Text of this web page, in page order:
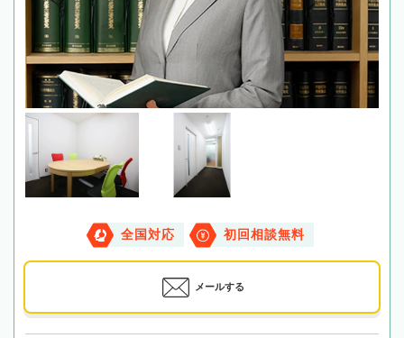
全国対応 初回相談無料
メールする